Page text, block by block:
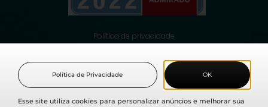
Política de privacidade
© 2021 Fabio Medina Osorio, todos os direitos reservados.
Esse site utiliza cookies para personalizar anúncios e melhorar sua
OK
Política de Privacidade